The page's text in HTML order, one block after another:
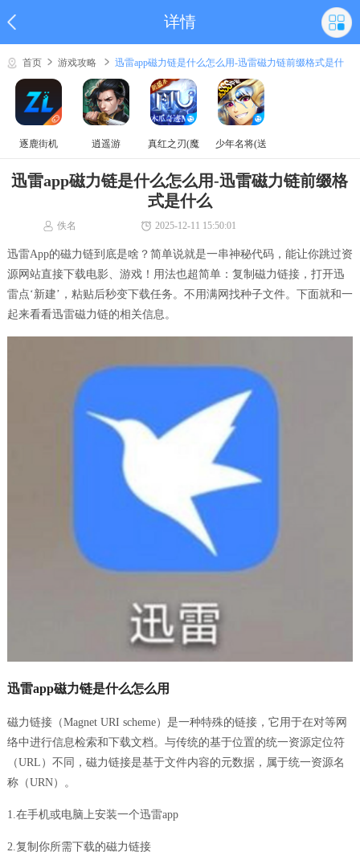
详情
首页 游戏攻略
迅雷app磁力链是什么怎么用-迅雷磁力链前缀格式是什
逐鹿街机 逍遥游
真红之刃(魔
少年名将(送
迅雷app磁力链是什么怎么用-迅雷磁力链前缀格
式是什么
佚名 2025-12-11 15:50:01
迅雷App的磁力链到底是啥？简单说就是一串神秘代码，能让你跳过资
源网站直接下载电影、游戏！用法也超简单：复制磁力链接，打开迅
雷点‘新建’，粘贴后秒变下载任务。不用满网找种子文件。下面就和一
起来看看迅雷磁力链的相关信息。
迅雷app磁力链是什么怎么用
磁力链接（Magnet URI scheme）是一种特殊的链接，它用于在对等网
络中进行信息检索和下载文档。与传统的基于位置的统一资源定位符
（URL）不同，磁力链接是基于文件内容的元数据，属于统一资源名
称（URN）。
1.在手机或电脑上安装一个迅雷app
2.复制你所需下载的磁力链接